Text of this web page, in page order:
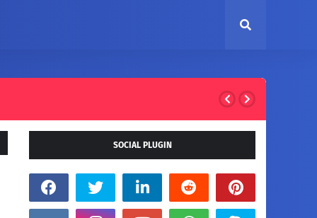
SOCIAL PLUGIN